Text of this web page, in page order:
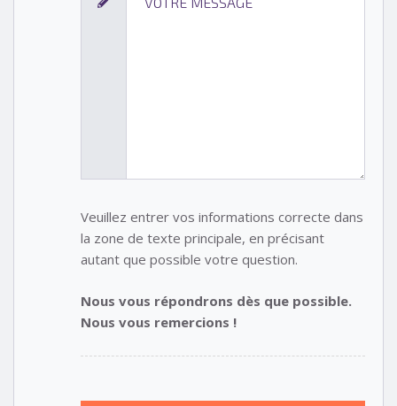
Veuillez entrer vos informations correcte dans
la zone de texte principale, en précisant
autant que possible votre question.
Nous vous répondrons dès que possible.
Nous vous remercions !